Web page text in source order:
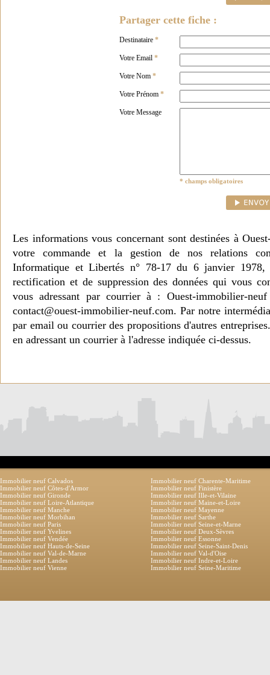
Partager cette fiche :
Destinataire *
Votre Email *
Votre Nom *
Votre Prénom *
Votre Message
* champs obligatoires
Les informations vous concernant sont destinées à
votre commande et la gestion de nos relations
Informatique et Libertés n° 78-17 du 6 janvier 1978,
rectification et de suppression des données qui vous
vous adressant par courrier à : Ouest-immobilier-
contact@ouest-immobilier-neuf.com. Par notre
par email ou courrier des propositions d'autres
en adressant un courrier à l'adresse indiquée ci-dessus.
Immobilier neuf Calvados
Immobilier neuf Charente-Maritime
Immobilier neuf Côtes-d'Armor
Immobilier neuf Finistère
Immobilier neuf Gironde
Immobilier neuf Ille-et-Vilaine
Immobilier neuf Loire-Atlantique
Immobilier neuf Maine-et-Loire
Immobilier neuf Manche
Immobilier neuf Mayenne
Immobilier neuf Morbihan
Immobilier neuf Sarthe
Immobilier neuf Paris
Immobilier neuf Seine-et-Marne
Immobilier neuf Yvelines
Immobilier neuf Deux-Sèvres
Immobilier neuf Vendée
Immobilier neuf Essonne
Immobilier neuf Hauts-de-Seine
Immobilier neuf Seine-Saint-Denis
Immobilier neuf Val-de-Marne
Immobilier neuf Val-d'Oise
Immobilier neuf Landes
Immobilier neuf Indre-et-Loire
Immobilier neuf Vienne
Immobilier neuf Seine-Maritime